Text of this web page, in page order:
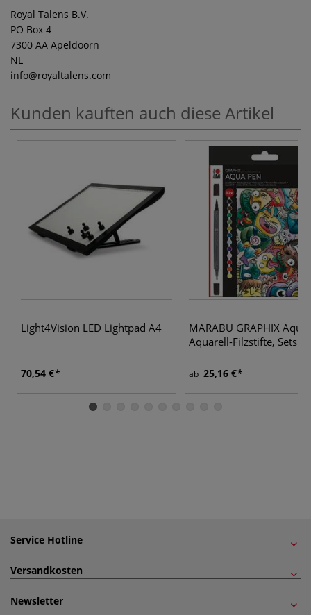
Royal Talens B.V.
PO Box 4
7300 AA Apeldoorn
NL
info@royaltalens.com
Kunden kauften auch diese Artikel
Light4Vision LED Lightpad A4
70,54 €
MARABU GRAPHIX Aqua
Aquarell-Filzstifte, Sets
ab 25,16 €
Service Hotline
Versandkosten
Newsletter